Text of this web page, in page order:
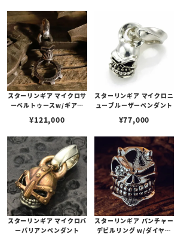
スターリンギア マイクロサ
ーベルトゥースw/ギアフ
クスチャー
¥121,000
スターリンギア マイクロニ
ューブルーザーペンダント
¥77,000
スターリンギア マイクロバ
ーバリアンペンダント
スターリンギア パンチャー
デビルリング w/ダイヤモ